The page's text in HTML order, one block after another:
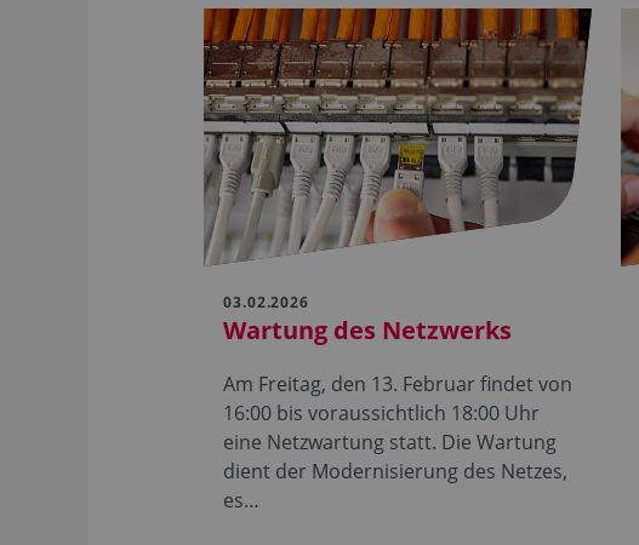
03.02.2026
Wartung des Netzwerks
Am Freitag, den 13. Februar findet von
16:00 bis voraussichtlich 18:00 Uhr
eine Netzwartung statt. Die Wartung
dient der Modernisierung des Netzes,
es…